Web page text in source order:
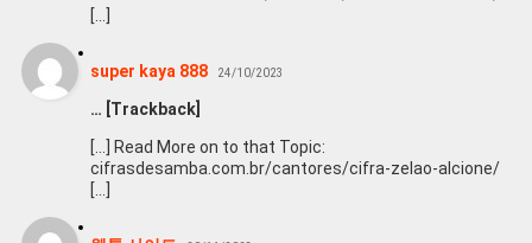
[…]
super kaya 888 24/10/2023
… [Trackback]
[…] Read More on to that Topic:
cifrasdesamba.com.br/cantores/cifra-zelao-alcione/
[…]